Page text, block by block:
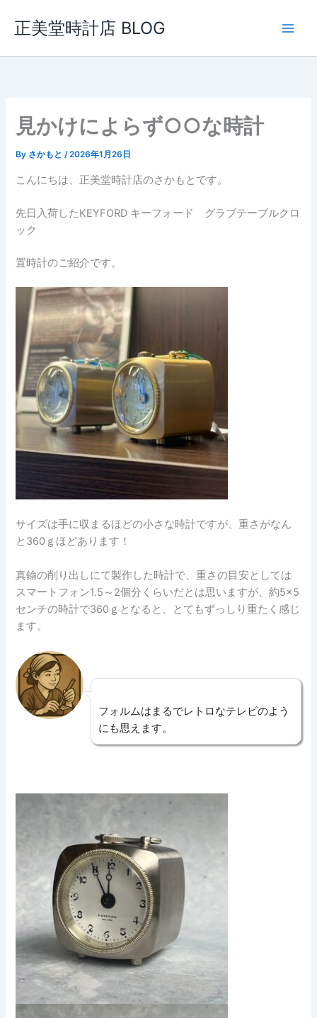
ス
正美堂時計店 BLOG
見かけによらず○○な時計
By さかもと/2026年1月26日
こんにちは、正美堂時計店のさかもとです。
先日入荷したKEYFORD キーフォード グラブテーブルクロ
ック
置時計のご紹介です。
サイズは手に収まるほどの小さな時計ですが、重さがなん
と360ｇほどあります！
真鍮の削り出しにて製作した時計で、重さの目安としては
スマートフォン1.5～2個分くらいだとは思いますが、約5×5
センチの時計で360ｇとなると、とてもずっしり重たく感じ
ます。
フォルムはまるでレトロなテレビのよう
にも思えます。